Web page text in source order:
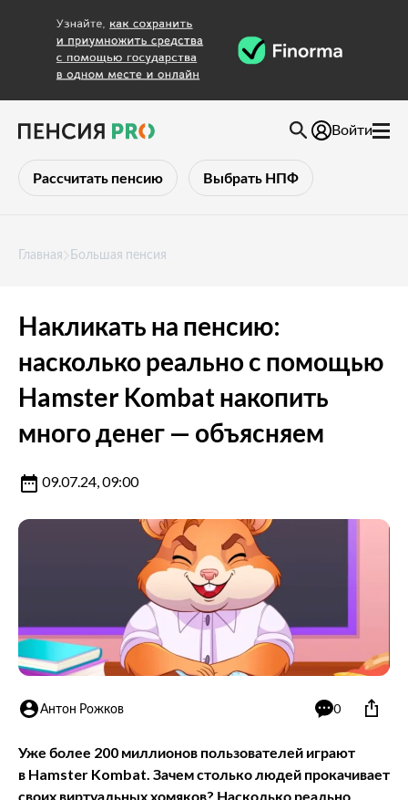
Рассчитать пенсию Выбрать НПФ
Войти
Главная Большая пенсия
Накликать на пенсию:
насколько реально с помощью
Hamster Kombat накопить
много денег — объясняем
09.07.24, 09:00
Антон Рожков 0
Уже более 200 миллионов пользователей играют
в Hamster Kombat. Зачем столько людей прокачивает
своих виртуальных хомяков? Насколько реально